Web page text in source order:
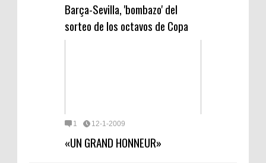
Barça-Sevilla, 'bombazo' del
sorteo de los octavos de Copa
1 12-1-2009
«UN GRAND HONNEUR»